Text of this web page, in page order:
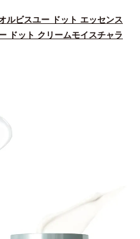
ルビスユー ドット エッセンス
ドット クリームモイスチャラ